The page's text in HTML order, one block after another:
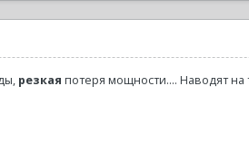
резкая потеря мощности.... Наводят на